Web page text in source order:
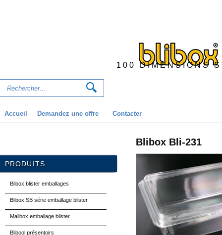
100 DIMENSIONS
Accueil Demandez une offre Contacter
PRODUITS
Blibox blister emballages
Blibox SB série emballage blister
Malibox emballage blister
Blibool présentoirs
Blibox Bli-231